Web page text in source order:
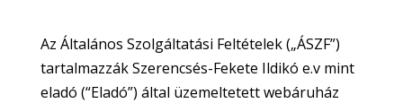
Az Általános Szolgáltatási Feltételek („ÁSZF”)
tartalmazzák Szerencsés-Fekete Ildikó e.v mint
eladó (“Eladó”) által üzemeltetett webáruház